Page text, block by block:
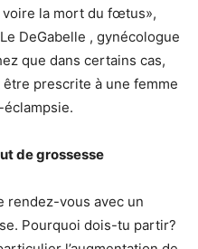
voire la mort du fœtus»,
DeGabelle , gynécologue
que dans certains cas,
prescrite à une femme
de grossesse
rendez-vous avec un
Pourquoi dois-tu partir?